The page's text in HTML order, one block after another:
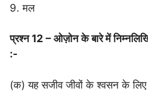
9. मल
प्रश्न 12 – ओज़ोन के बारे में
:-
(क) यह सजीव जीवों के श्वसन के लिए